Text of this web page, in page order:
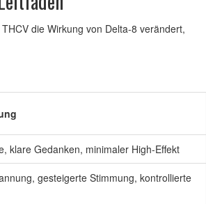
die Wirkung von Delta-8 verändert,
klare Gedanken, minimaler High-Effekt
gesteigerte Stimmung, kontrollierte